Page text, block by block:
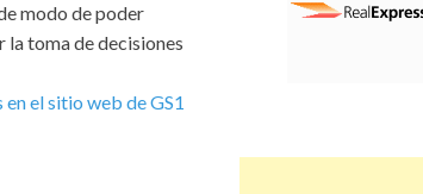
modo de poder
la toma de decisiones
el sitio web de GS1